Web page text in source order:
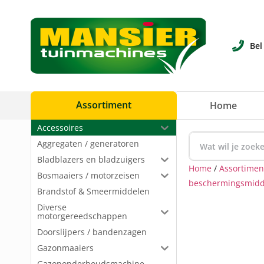
Assortiment Home
Accessoires
Aggregaten / generatoren
Bladblazers en bladzuigers
Bosmaaiers / motorzeisen
Brandstof & Smeermiddelen
Diverse
motorgereedschappen
Doorslijpers / bandenzagen
Gazonmaaiers
Home /